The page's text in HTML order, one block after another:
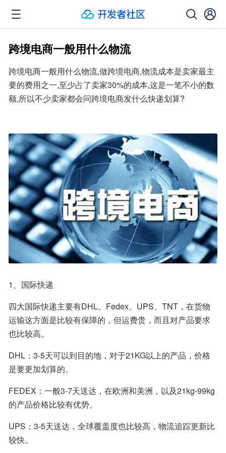
跨境电商一般用什么物流
跨境电商一般用什么物流,做跨境电商,物流成本是卖家最主
要的费用之一,至少占了卖家30%的成本,这是一笔不小的数
额,所以不少卖家都会问跨境电商发什么快递划算?
1、国际快递
四大国际快递主要有DHL、Fedex、UPS、TNT，在货物
运输这方面是比较有保障的，但运费贵，而且对产品要求
也比较高。
DHL：3-5天可以到目的地，对于21KG以上的产品，价格
是要更加划算的。
FEDEX：一般3-7天送达，在欧洲和美洲，以及21kg-99kg
的产品价格比较有优势。
UPS：3-5天送达，全球覆盖度也比较高，物流追踪更新比
较快。